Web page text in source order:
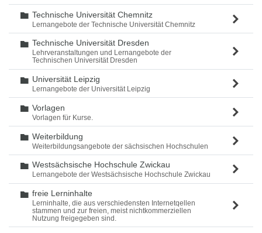
Ordner
Technische Universität Chemnitz
Lernangebote der Technische Universität Chemnitz
Ordner
Technische Universität Dresden
Lehrveranstaltungen und Lernangebote der
Technischen Universität Dresden
Ordner
Universität Leipzig
Lernangebote der Universität Leipzig
Ordner
Vorlagen
Vorlagen für Kurse.
Ordner
Weiterbildung
Weiterbildungsangebote der sächsischen Hochschulen
Ordner
Westsächsische Hochschule Zwickau
Lernangebote der Westsächsische Hochschule Zwickau
Ordner
freie Lerninhalte
Lerninhalte, die aus verschiedensten Internetqellen
stammen und zur freien, meist nichtkommerziellen
Nutzung freigegeben sind.